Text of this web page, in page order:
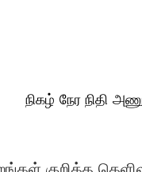
நிகழ் நேர நிதி